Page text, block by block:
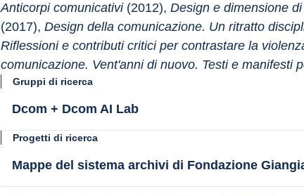
Anticorpi comunicativi (2012), Design e dimensione
(2017), Design della comunicazione. Un ritratto
Riflessioni e contributi critici per contrastare la
comunicazione. Vent'anni di nuovo. Testi e manifesti
Gruppi di ricerca
Dcom + Dcom AI Lab
Progetti di ricerca
Mappe del sistema archivi di Fondazione